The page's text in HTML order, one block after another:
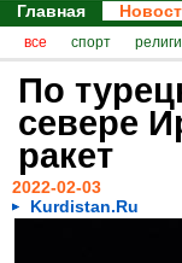
Главная
все спорт
По
севере
ракет
2022-02-03
Kurdistan.Ru